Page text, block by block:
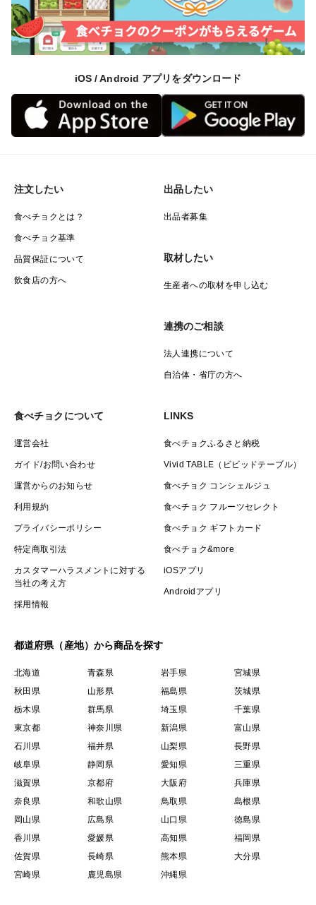
iOS / Android アプリをダウンロード
注文したい
食べチョクとは？
食べチョク基準
品質保証について
飲食店の方へ
出品したい
出品者募集
取材したい
生産者への取材を申し込む
連携のご相談
法人連携について
自治体・省庁の方へ
食べチョクについて
運営会社
ガイド/お問い合わせ
運営からのお知らせ
利用規約
プライバシーポリシー
特定商取引法
カスタマーハラスメントに対する
当社の考え方
採用情報
LINKS
食べチョクふるさと納税
Vivid TABLE（ビビッドテーブル）
食べチョク コンシェルジュ
食べチョク フルーツセレクト
食べチョク ギフトカード
食べチョク&more
iOSアプリ
Androidアプリ
都道府県（産地）から商品を探す
北海道 青森県 岩手県
宮城県
秋田県
山形県 福島県
茨城県
栃木県
群馬県 埼玉県
千葉県
東京都
神奈川県 新潟県
富山県
石川県
福井県 山梨県
長野県
岐阜県
静岡県 愛知県
三重県
滋賀県
京都府 大阪府
兵庫県
奈良県
和歌山県 鳥取県
島根県
岡山県
広島県 山口県
徳島県
香川県
愛媛県 高知県
福岡県
佐賀県
長崎県 熊本県
大分県
宮崎県
鹿児島県 沖縄県